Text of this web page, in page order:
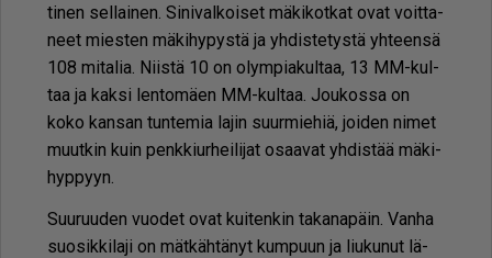
ti­nen sel­lai­nen. Si­ni­val­koi­set mä­ki­kot­kat ovat voit­ta­
neet mies­ten mä­ki­hy­pys­tä ja yh­dis­te­tys­tä yh­teen­sä
108 mi­ta­lia. Niis­tä 10 on olym­pi­a­kul­taa, 13 MM-kul­
taa ja kak­si len­to­mä­en MM-kul­taa. Jou­kos­sa on
koko kan­san tun­te­mia la­jin suur­mie­hiä, joi­den ni­met
muut­kin kuin penk­kiur­hei­li­jat osaa­vat yh­dis­tää mä­ki­
hyp­pyyn.
Suu­ruu­den vuo­det ovat kui­ten­kin ta­ka­na­päin. Van­ha
suo­sik­ki­la­ji on mät­käh­tä­nyt kum­puun ja liu­ku­nut lä­